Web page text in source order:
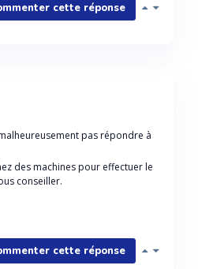
cette réponse
pas répondre à
des machines pour effectuer le
conseiller.
cette réponse